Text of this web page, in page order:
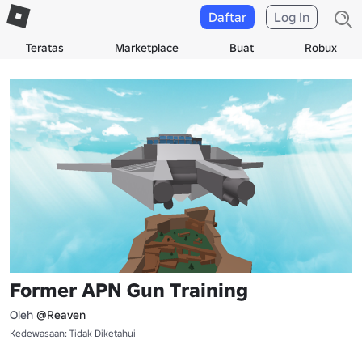
Teratas Marketplace Buat Robux
Daftar Log In
Former APN Gun Training
Oleh @Reaven
Kedewasaan: Tidak Diketahui